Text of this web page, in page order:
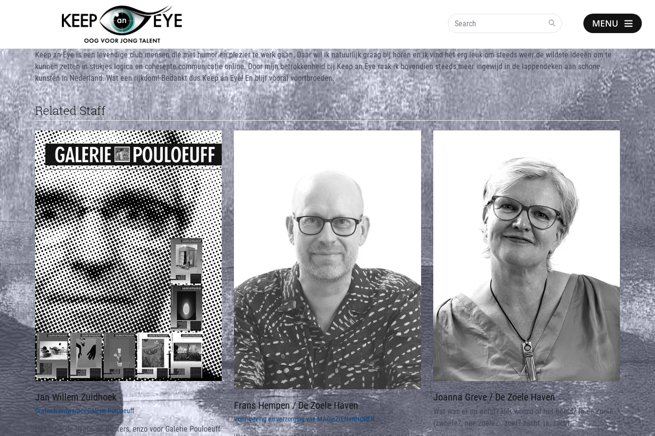
Show
notice
Search
Keep an Eye is een levendige club mensen die met humor en plezier te werk gaan. Daar wil ik natuurlijk graag bij horen en ik vind het erg leuk om steeds weer de wildste ideeën om te
kunnen zetten in stukjes logica en coherente communicatie online. Door mijn betrokkenheid bij Keep an Eye raak ik bovendien steeds meer ingewijd in de lappendeken aan schone
kunsten in Nederland. Wat een rijkdom! Bedankt dus Keep an Eye! En blijf vooral voortbroeden.
Related Staff
Jan Willem Zuidhoek
Grafisch ontwerper Galerie Pouloeuff
Het logo, de flyers, de posters, enzo voor Galerie Pouloeuff
Frans Hempen / De Zoele Haven
Vormgeving en verzorging van MAGjeZIENenHOREN
Joanna Greve / De Zoele Haven
Wat was er nu eerst? Het woord of het beeld? In de zoele
(zwoele?, nee zoele..., zoel? zacht, ja, zacht…